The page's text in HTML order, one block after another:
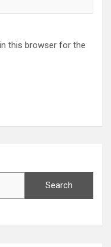
this browser for the
Search